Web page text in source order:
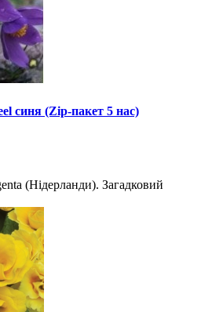
синя (Zip-пакет 5 нас)
(Нідерланди). Загадковий